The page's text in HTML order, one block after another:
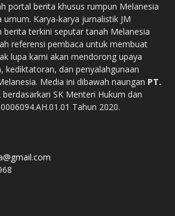
portal berita khusus rumpun Melanesia
Karya-karya jurnalistik JM
berita terkini seputar tanah Melanesia
referensi pembaca untuk membuat
lupa kami akan mendorong upaya
kediktatoran, dan penyalahgunaan
Media ini dibawah naungan PT.
berdasarkan SK Menteri Hukum dan
Tahun 2020.